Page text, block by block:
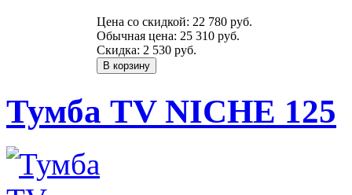
Цена со скидкой: 22 780 руб.
Обычная цена: 25 310 руб.
Скидка: 2 530 руб.
Тумба TV NICHE 125